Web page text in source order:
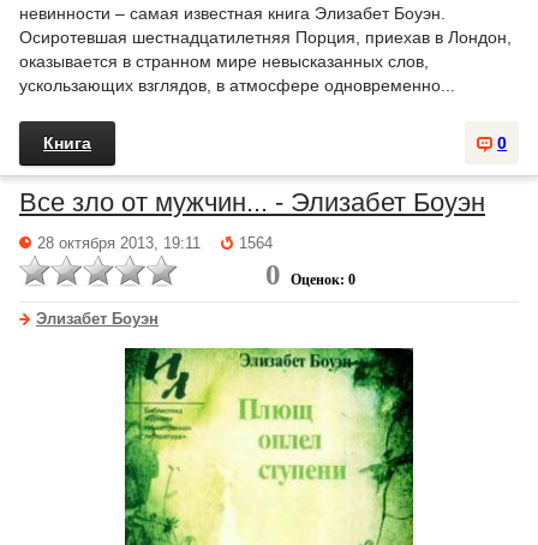
невинности – самая известная книга Элизабет Боуэн.
Осиротевшая шестнадцатилетняя Порция, приехав в Лондон,
оказывается в странном мире невысказанных слов,
ускользающих взглядов, в атмосфере одновременно...
0
Книга
Все зло от мужчин... - Элизабет Боуэн
28 октября 2013, 19:11 1564
0 Оценок: 0
Элизабет Боуэн